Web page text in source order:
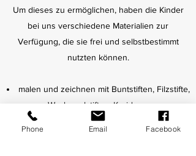
Um dieses zu ermöglichen, haben die Kinder
bei uns verschiedene Materialien zur
Verfügung, die sie frei und selbstbestimmt
nutzten können.
malen und zeichnen mit Buntstiften, Filzstifte,
Wachsmalstiften, Kreide, …
gestalten von großen Flächen mit
Phone Email Facebook